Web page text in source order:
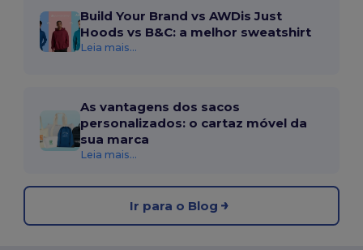
Build Your Brand vs AWDis Just
Hoods vs B&C: a melhor sweatshirt
Leia mais...
As vantagens dos sacos
personalizados: o cartaz móvel da
sua marca
Leia mais...
Ir para o Blog